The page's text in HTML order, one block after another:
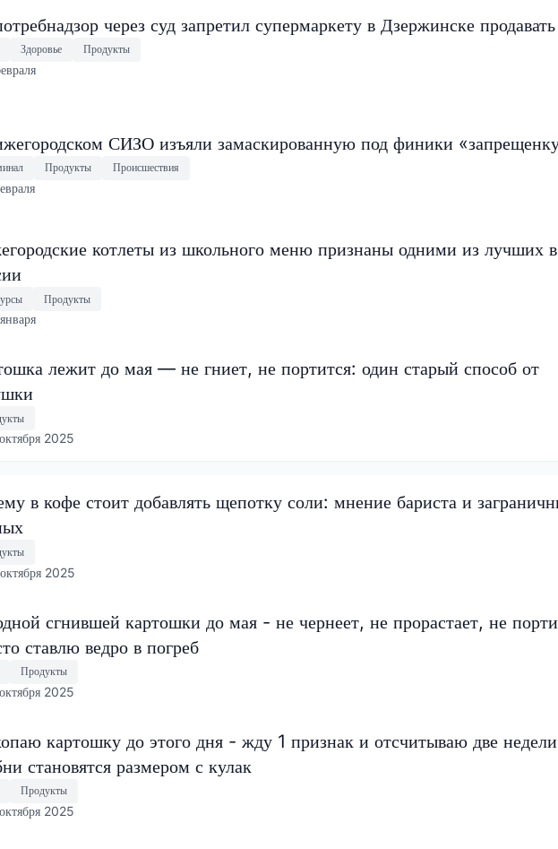
через суд запретил супермаркету в Дзержинске
Здоровье Продукты
СИЗО изъяли замаскированную под финики
Продукты Происшествия
котлеты из школьного меню признаны одними из лучших в
Продукты
лежит до мая — не гниет, не портится: один старый способ от
2025
в кофе стоит добавлять щепотку соли: мнение бариста и
2025
сгнившей картошки до мая - не чернеет, не прорастает, не
ставлю ведро в погреб
Продукты
2025
картошку до этого дня - жду 1 признак и отсчитываю две
становятся размером с кулак
Продукты
2025